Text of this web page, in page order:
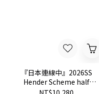
『日本連線中』2026SS
Hender Scheme half
folded wallet 皮革 牛皮 短